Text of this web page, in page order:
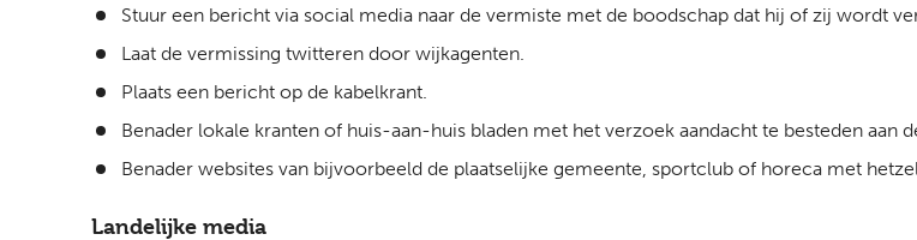
Stuur een bericht via social media naar de vermiste met de boodschap dat hij of zij wordt
Laat de vermissing twitteren door wijkagenten.
Plaats een bericht op de kabelkrant.
Benader lokale kranten of huis-aan-huis bladen met het verzoek aandacht te besteden aan
Benader websites van bijvoorbeeld de plaatselijke gemeente, sportclub of horeca met
Landelijke media